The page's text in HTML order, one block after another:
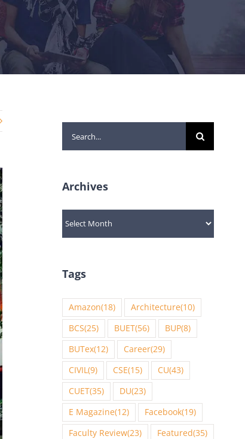
Search
for:
Archives
Archives
Tags
Amazon(18) Architecture(10)
BCS(25) BUET(56) BUP(8)
BUTex(12) Career(29)
CIVIL(9) CSE(15) CU(43)
CUET(35) DU(23)
E Magazine(12) Facebook(19)
Faculty Review(23) Featured(35)